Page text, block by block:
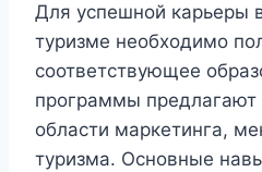
Для успешной карьеры
туризме необходимо
соответствующее
программы предлагают
области маркетинга,
туризма. Основные